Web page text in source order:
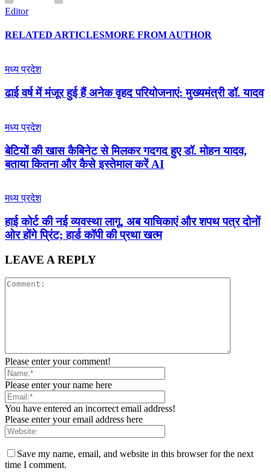
Editor
RELATED ARTICLESMORE FROM AUTHOR
मध्य प्रदेश
ढाई वर्ष में मंजूर हुई हैं अनेक वृहद परियोजनाएं: मुख्यमंत्री डॉ. यादव
मध्य प्रदेश
बेटियों की खास कैबिनेट से मिलकर गदगद हुए डॉ. मोहन यादव,
बताया कितना और कैसे इस्तेमाल करें AI
मध्य प्रदेश
हाई कोर्ट की नई व्यवस्था लागू, अब याचिकाएं और शपथ पत्र दोनों
ओर होंगे प्रिंट; हार्ड कॉपी की प्रथा खत्म
LEAVE A REPLY
Please enter your comment!
Please enter your name here
You have entered an incorrect email address!
Please enter your email address here
Save my name, email, and website in this browser for the next
time I comment.